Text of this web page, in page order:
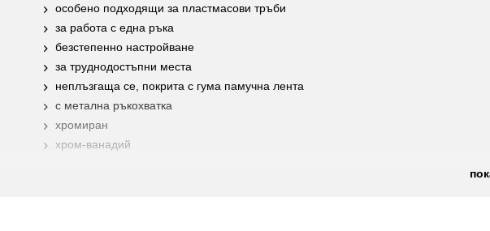
особено подходящи за пластмасови тръби
за работа с една ръка
безстепенно настройване
за труднодостъпни места
неплъзгаща се, покрита с гума памучна лента
с метална ръкохватка
хромиран
хром-ванадий